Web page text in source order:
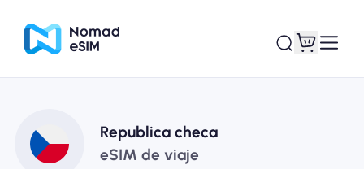
Entra / Registrarse
Republica checa
eSIM de viaje